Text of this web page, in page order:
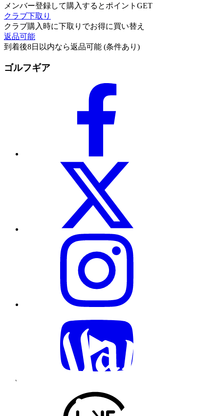
メンバー登録して購入するとポイントGET
クラブ下取り
クラブ購入時に下取りでお得に買い替え
返品可能
到着後8日以内なら返品可能 (条件あり)
ゴルフギア